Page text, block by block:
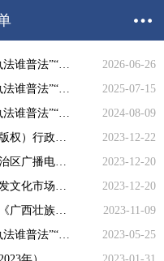
2026年柳州市文化广电和旅游局“谁执法谁普法”“谁服务谁普法”“谁主管谁负责”任务措施清单
2026-06-26
2025年柳州市文化广电和旅游局“谁执法谁普法”“谁服务谁普法”“谁主管谁负责”任务措施清单
2025-07-15
2024年柳州市文化广电和旅游局“谁执法谁普法”“谁服务谁普法”“谁主管谁负责”任务措施清单
2024-08-09
广西壮族自治区新闻出版广播影视（版权）行政处罚裁量基准(新闻出版部分）
2023-12-22
【政策解读】关于修订《广西壮族自治区广播电视和网络视听行政处罚自由裁量权实施办法》《广西壮族自治区广播电视和 网络视听行政处罚自由裁量权细化标准（2023年版）》的政策解读
2023-12-20
广西壮族自治区文化和旅游厅关于印发文化市场综合执法行政处罚裁量规则及文化市场综合执法行政处罚裁量标准的通知
2023-12-20
【现行有效】自治区广电局关于印发《广西壮族自治区广播电视和网络视听行政处罚自由裁量权实施办法》和裁量标准的通知（桂广规〔2023〕2号 ）
2023-11-09
2023年柳州市文化广电和旅游局“谁执法谁普法”“谁服务谁普法”“谁主管谁负责”任务措施清单
2023-05-25